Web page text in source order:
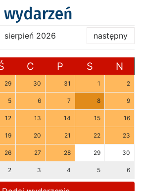
sierpień 2026 następny
C P S N
29 30 31 1 2
5 6 7 8 9
12 13 14 15 16
19 20 21 22 23
26 27 28 29 30
2 3 4 5 6